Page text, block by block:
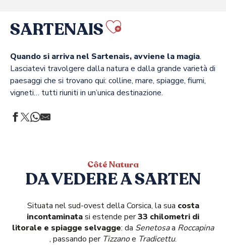
SARTENAIS Ajouter
Quando si arriva nel Sartenais, avviene la magia.
Lasciatevi travolgere dalla natura e dalla grande varietà di
paesaggi che si trovano qui: colline, mare, spiagge, fiumi,
vigneti… tutti riuniti in un’unica destinazione.
Côté Natura
DA VEDERE A SARTEN
Situata nel sud-ovest della Corsica, la sua costa
incontaminatasi estende per33 chilometri di
litorale e spiagge selvagge: da Senetosaa Roccapina
, passando per Tizzanoe Tradicettu.